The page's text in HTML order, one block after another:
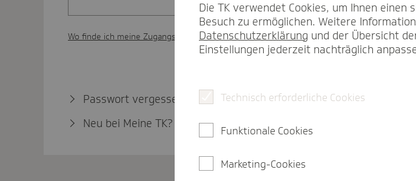
Wo finde ich meine Zugangsdaten?
Passwort vergessen?
Neu bei Meine TK?
Jetzt registrieren
Die TK verwendet Cookies, um Ihnen
Besuch zu ermöglichen. Weitere
Datenschutzerklärung und der Übersicht
Einstellungen jederzeit nachträglich
Technisch erforderliche Cookies
Funktionale Cookies
Marketing-Cookies